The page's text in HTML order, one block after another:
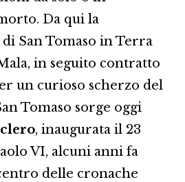
Da qui la
San Tomaso in Terra
in seguito contratto
un curioso scherzo del
Tomaso sorge oggi
, inaugurata il 23
VI, alcuni anni fa
delle cronache